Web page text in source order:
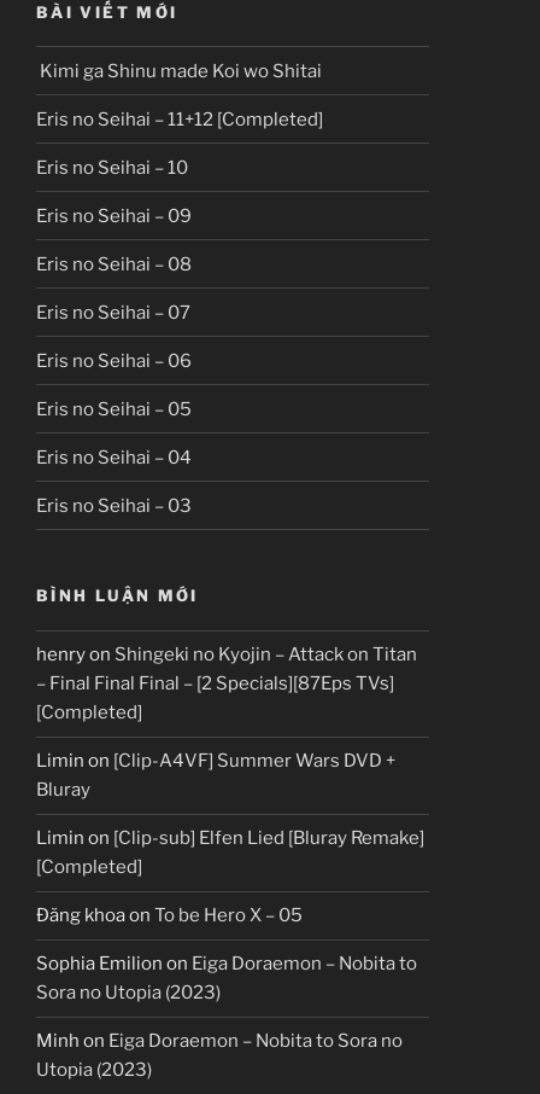
BÀI VIẾT MỚI
Kimi ga Shinu made Koi wo Shitai
Eris no Seihai – 11+12 [Completed]
Eris no Seihai – 10
Eris no Seihai – 09
Eris no Seihai – 08
Eris no Seihai – 07
Eris no Seihai – 06
Eris no Seihai – 05
Eris no Seihai – 04
Eris no Seihai – 03
BÌNH LUẬN MỚI
henryon Shingeki no Kyojin – Attack on Titan
– Final Final Final – [2 Specials][87Eps TVs]
[Completed]
Limin on [Clip-A4VF] Summer Wars DVD +
Bluray
Limin on [Clip-sub] Elfen Lied [Bluray Remake]
[Completed]
Đăng khoaon To be Hero X – 05
Sophia Emilion on Eiga Doraemon – Nobita to
Sora no Utopia (2023)
Minh on Eiga Doraemon – Nobita to Sora no
Utopia (2023)